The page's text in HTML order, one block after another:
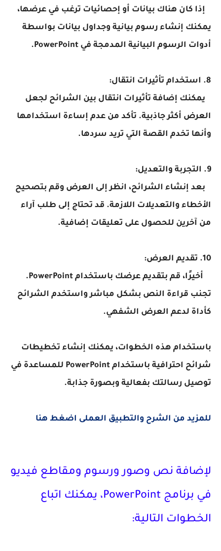
إذا كان هناك بيانات أو إحصائيات ترغب في عرضها،
يمكنك إنشاء رسوم بيانية وجداول بيانات بواسطة
أدوات الرسوم البيانية المدمجة في PowerPoint.
8. استخدام تأثيرات انتقال:
يمكنك إضافة تأثيرات انتقال بين الشرائح لجعل
العرض أكثر جاذبية. تأكد من عدم إساءة استخدامها
وأنها تخدم القصة التي تريد سردها.
9. التجربة والتعديل:
بعد إنشاء الشرائح، انظر إلى العرض وقم بتصحيح
الأخطاء والتعديلات اللازمة. قد تحتاج إلى طلب آراء
من آخرين للحصول على تعليقات إضافية.
10. تقديم العرض:
أخيرًا، قم بتقديم عرضك باستخدام PowerPoint.
تجنب قراءة النص بشكل مباشر واستخدم الشرائح
كأداة لدعم العرض الشفهي.
باستخدام هذه الخطوات، يمكنك إنشاء تخطيطات
شرائح احترافية باستخدام PowerPoint للمساعدة في
توصيل رسالتك بفعالية وبصورة جذابة.
للمزيد من الشرح والتطبيق العملى اضغط هنا
لإضافة نص وصور ورسوم ومقاطع فيديو
في برنامج PowerPoint، يمكنك اتباع
الخطوات التالية: